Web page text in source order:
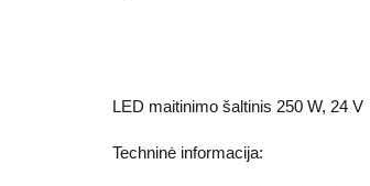
LED maitinimo šaltinis 250 W, 24 V
Techninė informacija: